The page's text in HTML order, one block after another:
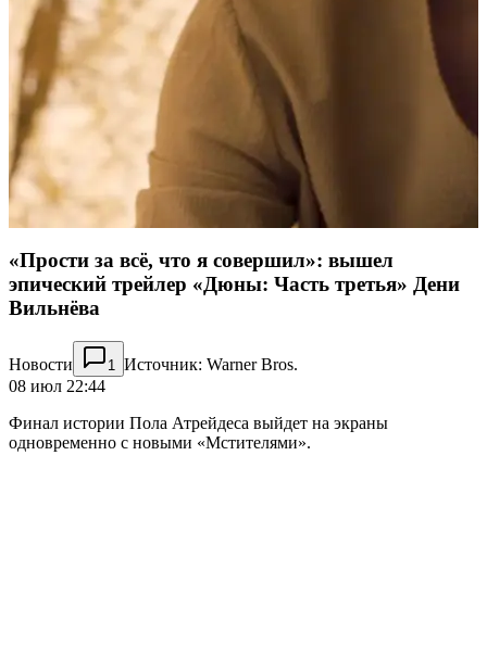
«Прости за всё, что я совершил»: вышел
эпический трейлер «Дюны: Часть третья» Дени
Вильнёва
Новости 1
Источник: Warner Bros.
08 июл 22:44
Финал истории Пола Атрейдеса выйдет на экраны
одновременно с новыми «Мстителями».